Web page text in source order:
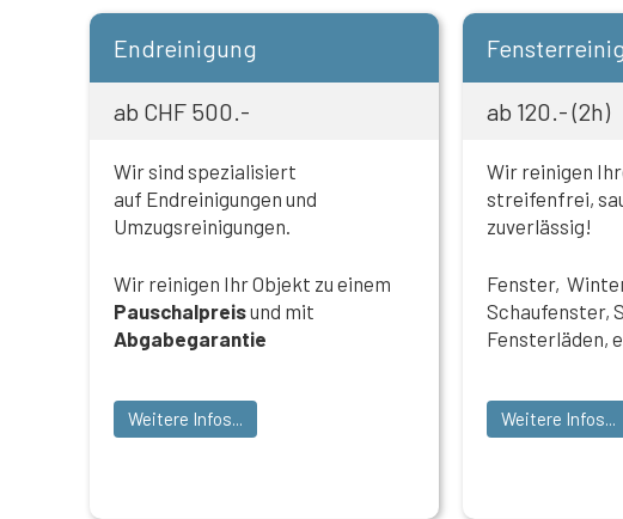
Endreinigung
ab CHF 500.-
Wir sind spezialisiert
auf Endreinigungen und
Umzugsreinigungen.
Wir reinigen Ihr Objekt zu einem
Pauschalpreisund mit
Abgabegarantie
Weitere Infos...
ab 120.- (2h)
Wir reinigen
streifenfrei,
zuverlässig!
Fenster,
Schaufenster,
Fensterläden,
Weitere Infos...